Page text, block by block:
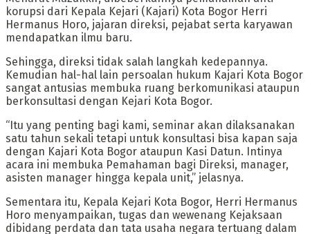
korupsi dari Kepala Kejari (Kajari) Kota Bogor Herri
Hermanus Horo, jajaran direksi, pejabat serta karyawan
mendapatkan ilmu baru.
Sehingga, direksi tidak salah langkah kedepannya.
Kemudian hal-hal lain persoalan hukum Kajari Kota Bogor
sangat antusias membuka ruang berkomunikasi ataupun
berkonsultasi dengan Kejari Kota Bogor.
“Itu yang penting bagi kami, seminar akan dilaksanakan
satu tahun sekali tetapi untuk konsultasi bisa kapan saja
dengan Kajari Kota Bogor ataupun Kasi Datun. Intinya
acara ini membuka Pemahaman bagi Direksi, manager,
asisten manager hingga kepala unit,” jelasnya.
Sementara itu, Kepala Kejari Kota Bogor, Herri Hermanus
Horo menyampaikan, tugas dan wewenang Kejaksaan
dibidang perdata dan tata usaha negara tertuang dalam